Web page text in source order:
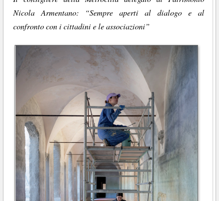
Nicola Armentano: “Sempre aperti al dialogo e al
confronto con i cittadini e le associazioni”